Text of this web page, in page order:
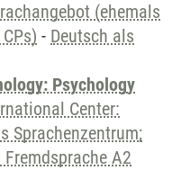
(ehemals
- Deutsch als
Psychology
Center:
Sprachenzentrum;
A2